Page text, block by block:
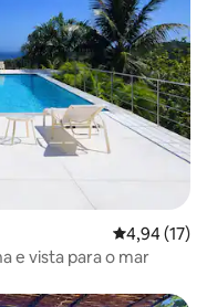
4,94 de uma
4,94 (17)
e vista para o mar